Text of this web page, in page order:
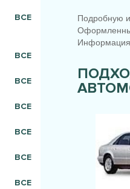
ВСЕ
ВСЕ
ВСЕ
ВСЕ
ВСЕ
ВСЕ
ВСЕ
Подробную
Информация